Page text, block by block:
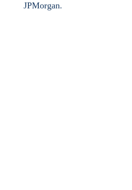
JPMorgan.